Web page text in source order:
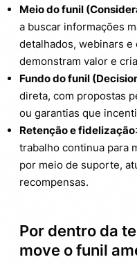
Meio do funil
a buscar informações
detalhados, webinars
demonstram valor e
Fundo do funil
direta, com propostas
ou garantias que
Retenção e fidelização
trabalho continua para
por meio de suporte,
recompensas.
Por dentro da
move o funil